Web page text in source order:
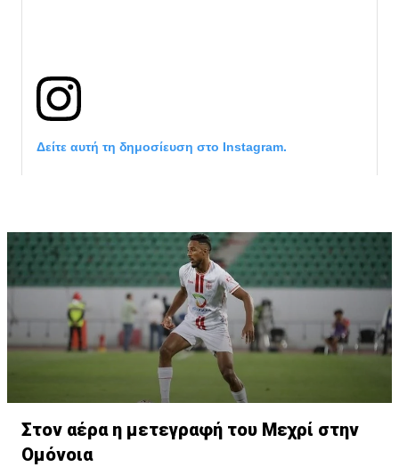
Δείτε αυτή τη δημοσίευση στο Instagram.
Στον αέρα η μετεγραφή του Μεχρί στην
Ομόνοια